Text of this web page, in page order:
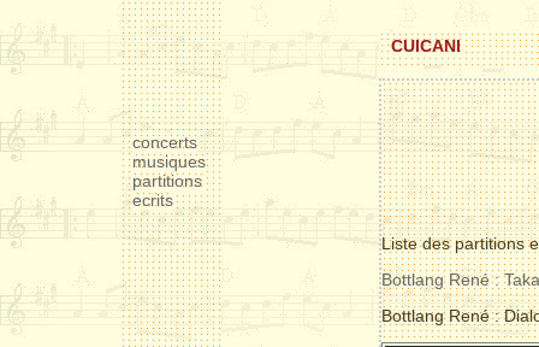
concerts
musiques
partitions
ecrits
Liste des partitions
Bottlang René :
Bottlang René :
CUICANI